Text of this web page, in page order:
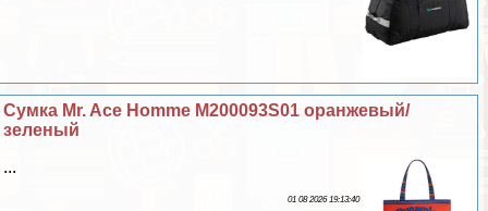
Сумка Mr. Ace Homme M200093S01 оранжевый/
зеленый
...
01 08 2026 19:13:40